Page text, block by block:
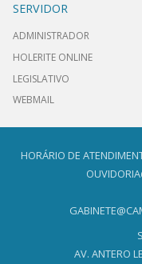
SERVIDOR
ADMINISTRADOR
HOLERITE ONLINE
LEGISLATIVO
WEBMAIL
HORÁRIO DE
AV. ANTERO